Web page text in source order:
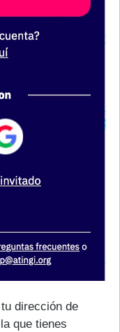
dirección de
que tienes